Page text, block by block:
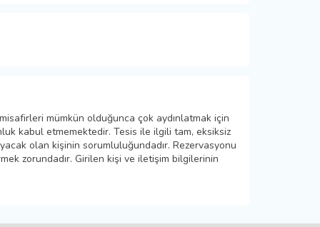
mümkün olduğunca çok aydınlatmak için
kabul etmemektedir. Tesis ile ilgili tam, eksiksiz
olan kişinin sorumluluğundadır. Rezervasyonu
zorundadır. Girilen kişi ve iletişim bilgilerinin